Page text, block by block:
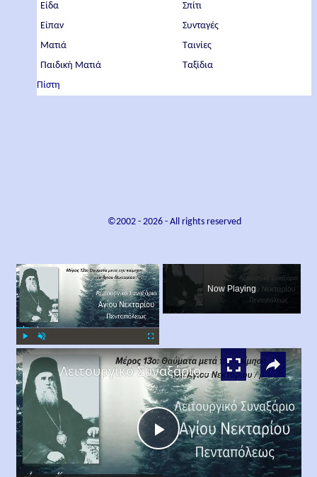
Είδα
Είπαν
Ματιά
Παιδική Ματιά
Πίστη
Σπίτι
Συνταγές
Ταινίες
Ταξίδια
©2002 - 2026- All rights reserved
×
Play Unmute Fullscreen
Now Playing
×
Play
Λειτουργικό Συναξάριο Αγίου Νεκταρίου Πενταπόλεως Μέρος 13ο